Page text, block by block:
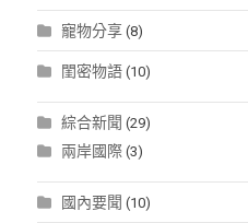
寵物分享 (8)
閨密物語 (10)
綜合新聞 (29)
兩岸國際 (3)
國內要聞 (10)